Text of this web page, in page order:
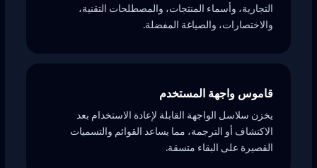
التجارية، وأسماء المنتجات، والمصطلحات التقنية،
والاختصارات، والصياغة المفضلة.
قاموس واجهة المستخدم
يخزن سلاسل الواجهة القابلة لإعادة الاستخدام بعد
الاكتشاف أو الترجمة، مما يساعد القوائم والتسميات
القصيرة على البقاء متسقة.